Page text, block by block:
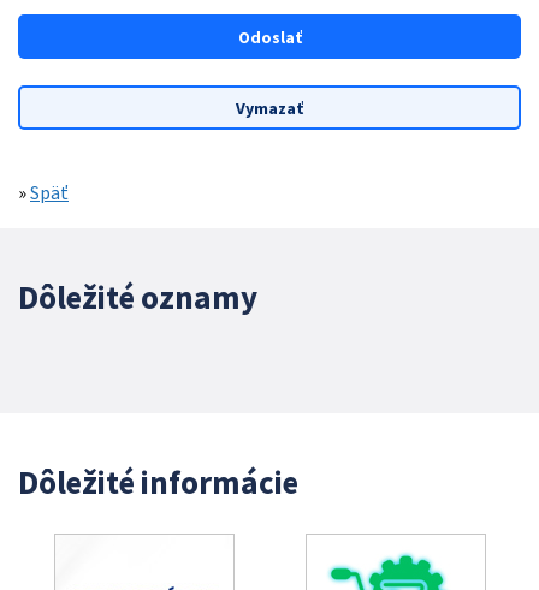
»Späť
Dôležité oznamy
Dôležité informácie